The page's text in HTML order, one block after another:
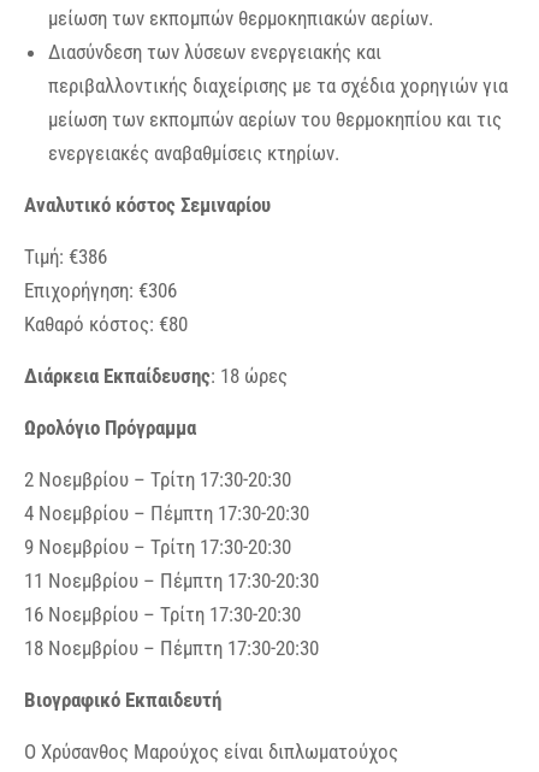
μείωση των εκπομπών θερμοκηπιακών αερίων.
Διασύνδεση των λύσεων ενεργειακής και
περιβαλλοντικής διαχείρισης με τα σχέδια χορηγιών για
μείωση των εκπομπών αερίων του θερμοκηπίου και τις
ενεργειακές αναβαθμίσεις κτηρίων.
Αναλυτικό κόστος Σεμιναρίου
Τιμή: €386
Επιχορήγηση: €306
Καθαρό κόστος: €80
Διάρκεια Εκπαίδευσης: 18 ώρες
Ωρολόγιο Πρόγραμμα
2 Νοεμβρίου – Τρίτη 17:30-20:30
4 Νοεμβρίου – Πέμπτη 17:30-20:30
9 Νοεμβρίου – Τρίτη 17:30-20:30
11 Νοεμβρίου – Πέμπτη 17:30-20:30
16 Νοεμβρίου – Τρίτη 17:30-20:30
18 Νοεμβρίου – Πέμπτη 17:30-20:30
Βιογραφικό Εκπαιδευτή
Ο Χρύσανθος Μαρούχος είναι διπλωματούχος